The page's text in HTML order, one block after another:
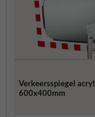
Verkeersspiegel acryl
600x400mm